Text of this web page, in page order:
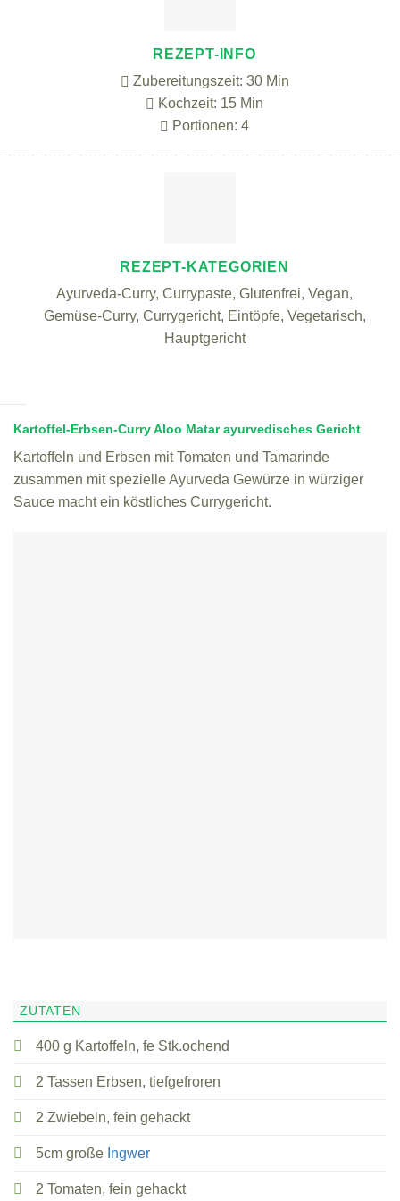
REZEPT-INFO
Zubereitungszeit: 30 Min
Kochzeit: 15 Min
Portionen: 4
REZEPT-KATEGORIEN
Ayurveda-Curry, Currypaste, Glutenfrei, Vegan,
Gemüse-Curry, Currygericht, Eintöpfe, Vegetarisch,
Hauptgericht
Kartoffel-Erbsen-Curry Aloo Matar ayurvedisches Gericht
Kartoffeln und Erbsen mit Tomaten und Tamarinde
zusammen mit spezielle Ayurveda Gewürze in würziger
Sauce macht ein köstliches Currygericht.
ZUTATEN
400 g Kartoffeln, fe Stk.ochend
2 Tassen Erbsen, tiefgefroren
2 Zwiebeln, fein gehackt
5cm große Ingwer
2 Tomaten, fein gehackt